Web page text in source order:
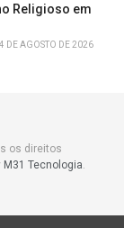
Religioso em
4 DE AGOSTO DE 2026
os direitos
M31 Tecnologia.